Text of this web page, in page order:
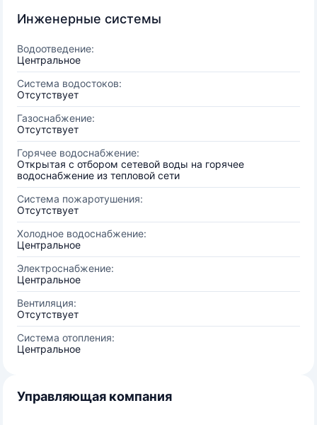
Инженерные системы
Водоотведение:
Центральное
Система водостоков:
Отсутствует
Газоснабжение:
Отсутствует
Горячее водоснабжение:
Открытая с отбором сетевой воды на горячее
водоснабжение из тепловой сети
Система пожаротушения:
Отсутствует
Холодное водоснабжение:
Центральное
Электроснабжение:
Центральное
Вентиляция:
Отсутствует
Система отопления:
Центральное
Управляющая компания